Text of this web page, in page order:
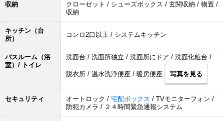
収納
クローゼット / シューズボックス / 玄関収納 / 物置 /
収納
キッチン（台
所）
コンロ2口以上 / システムキッチン
バスルーム（浴
室）/ トイレ
洗面台 / 洗面所独立 / 洗面所にドア / 洗面化粧台 /
脱衣所 / 温水洗浄便座 / 暖房便座 写真を見る
セキュリティ オートロック / 宅配ボックス / TVモニターフォン /
防犯カメラ / ２４時間緊急通報システム